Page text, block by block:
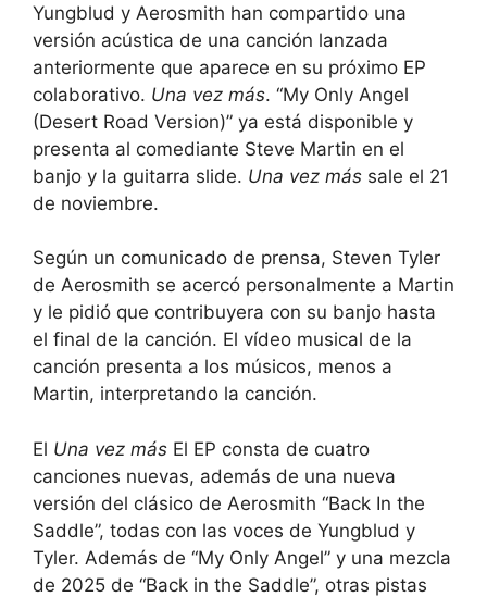
Yungblud y Aerosmith han compartido una
versión acústica de una canción lanzada
anteriormente que aparece en su próximo EP
colaborativo. Una vez más. “My Only Angel
(Desert Road Version)” ya está disponible y
presenta al comediante Steve Martin en el
banjo y la guitarra slide. Una vez más sale el 21
de noviembre.
Según un comunicado de prensa, Steven Tyler
de Aerosmith se acercó personalmente a Martin
y le pidió que contribuyera con su banjo hasta
el final de la canción. El vídeo musical de la
canción presenta a los músicos, menos a
Martin, interpretando la canción.
El Una vez más El EP consta de cuatro
canciones nuevas, además de una nueva
versión del clásico de Aerosmith “Back In the
Saddle”, todas con las voces de Yungblud y
Tyler. Además de “My Only Angel” y una mezcla
de 2025 de “Back in the Saddle”, otras pistas